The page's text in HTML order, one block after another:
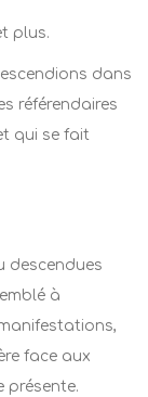
plus.
dans
référendaires
qui se fait
descendues
à
face aux
présente.